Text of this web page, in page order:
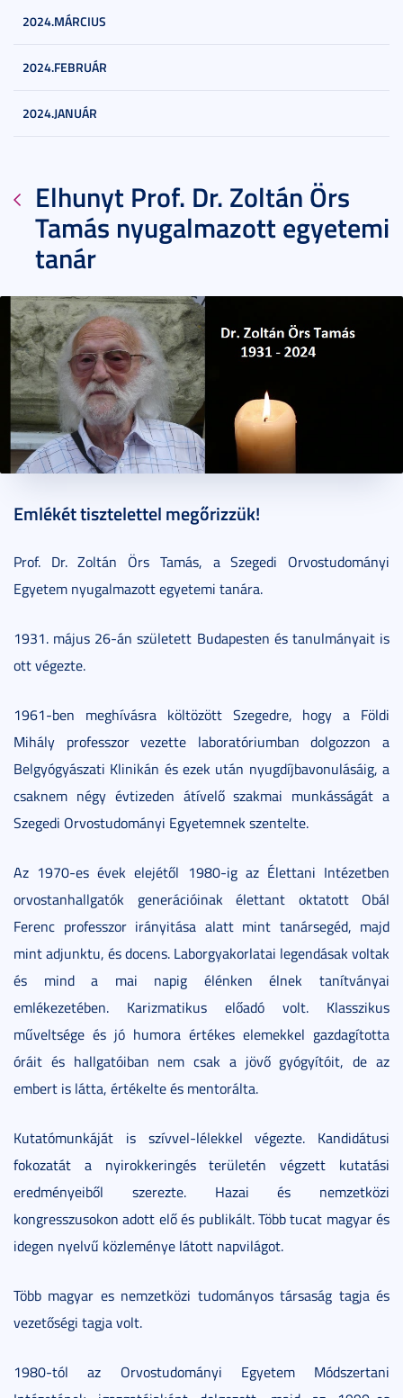
2024.MÁRCIUS
2024.FEBRUÁR
2024.JANUÁR
Elhunyt Prof. Dr. Zoltán Örs
Tamás nyugalmazott egyetemi
tanár
Emlékét tisztelettel megőrizzük!
Prof. Dr. Zoltán Örs Tamás, a Szegedi Orvostudományi
Egyetem nyugalmazott egyetemi tanára.
1931. május 26-án született Budapesten és tanulmányait is
ott végezte.
1961-ben meghívásra költözött Szegedre, hogy a Földi
Mihály professzor vezette laboratóriumban dolgozzon a
Belgyógyászati Klinikán és ezek után nyugdíjbavonulásáig, a
csaknem négy évtizeden átívelő szakmai munkásságát a
Szegedi Orvostudományi Egyetemnek szentelte.
Az 1970-es évek elejétől 1980-ig az Élettani Intézetben
orvostanhallgatók generációinak élettant oktatott Obál
Ferenc professzor irányitása alatt mint tanársegéd, majd
mint adjunktu, és docens. Laborgyakorlatai legendásak voltak
és mind a mai napig élénken élnek tanítványai
emlékezetében. Karizmatikus előadó volt. Klasszikus
műveltsége és jó humora értékes elemekkel gazdagította
óráit és hallgatóiban nem csak a jövő gyógyítóit, de az
embert is látta, értékelte és mentorálta.
Kutatómunkáját is szívvel-lélekkel végezte. Kandidátusi
fokozatát a nyirokkeringés területén végzett kutatási
eredményeiből szerezte. Hazai és nemzetközi
kongresszusokon adott elő és publikált. Több tucat magyar és
idegen nyelvű közleménye látott napvilágot.
Több magyar es nemzetközi tudományos társaság tagja és
vezetőségi tagja volt.
1980-tól az Orvostudományi Egyetem Módszertani